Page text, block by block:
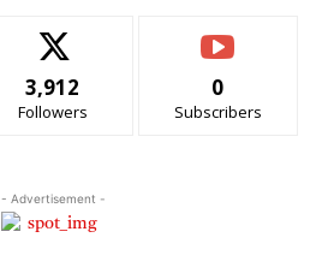
3,912
Followers
0
Subscribers
- Advertisement -